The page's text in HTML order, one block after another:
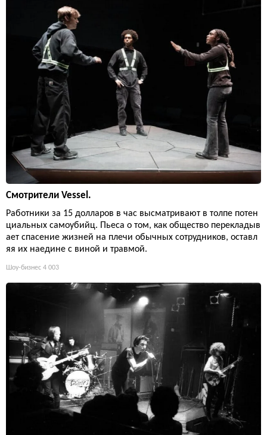
Смотрители Vessel.
Работники за 15 долларов в час высматривают в толпе потен
циальных самоубийц. Пьеса о том, как общество перекладыв
ает спасение жизней на плечи обычных сотрудников, оставл
яя их наедине с виной и травмой.
Шоу-бизнес 4 003